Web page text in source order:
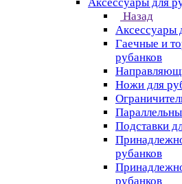
Назад
Аксессуары
Гаечные и
рубанков
Ножи для
Подставки
рубанков
рубанков